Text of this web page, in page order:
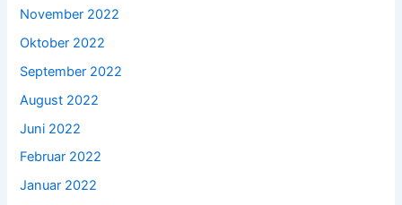
November 2022
Oktober 2022
September 2022
August 2022
Juni 2022
Februar 2022
Januar 2022